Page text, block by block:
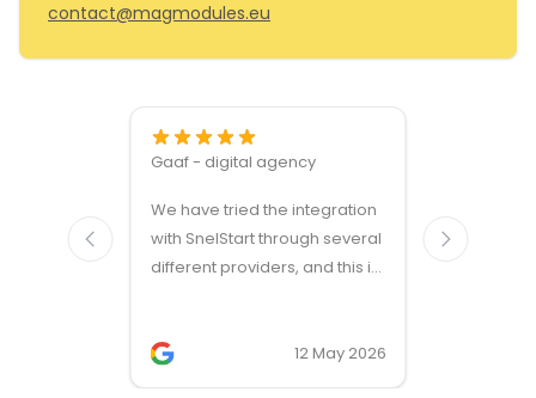
contact@magmodules.eu
Gaaf - digital agency
We have tried the integration
with SnelStart through several
different providers, and this is
two occasions, and it was
provided quickly and
12 May 2026
modules